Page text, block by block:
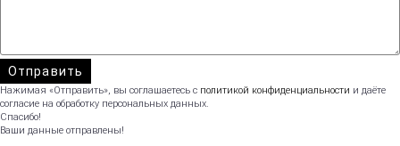
Нажимая «Отправить», вы соглашаетесь с политикой конфиденциальности и даёте
согласие на обработку персональных данных.
Спасибо!
Ваши данные отправлены!